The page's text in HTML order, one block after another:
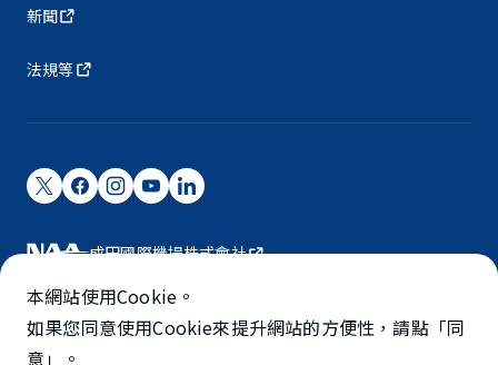
新聞
法規等
成田國際機場株式會社
成田國際機場由NAA營運。
©NARITA INTERNATIONAL AIRPORT CORPORATION
本網站使用Cookie。
如果您同意使用Cookie來提升網站的方便性，請點「同
意」。